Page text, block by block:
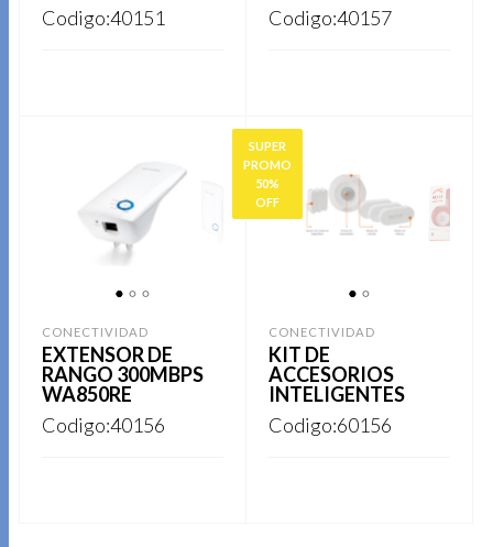
Codigo:40151
Codigo:40157
CONECTIVIDAD
EXTENSOR DE
RANGO 300MBPS
WA850RE
Codigo:40156
SUPER
PROMO
50%
OFF
CONECTIVIDAD
KIT DE
ACCESORIOS
INTELIGENTES
Codigo:60156